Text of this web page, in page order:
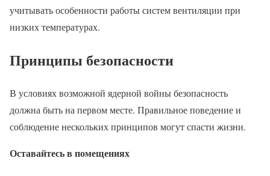
учитывать особенности работы систем вентиляции при
низких температурах.
Принципы безопасности
В условиях возможной ядерной войны безопасность
должна быть на первом месте. Правильное поведение и
соблюдение нескольких принципов могут спасти жизни.
Оставайтесь в помещениях